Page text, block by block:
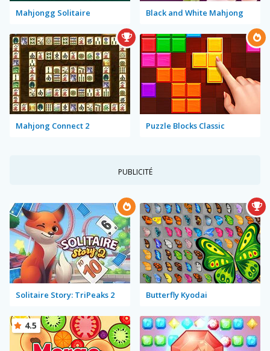
Mahjongg Solitaire Black and White Mahjong
Mahjong Connect 2 Puzzle Blocks Classic
PUBLICITÉ
Solitaire Story: TriPeaks 2 Butterfly Kyodai
4.5